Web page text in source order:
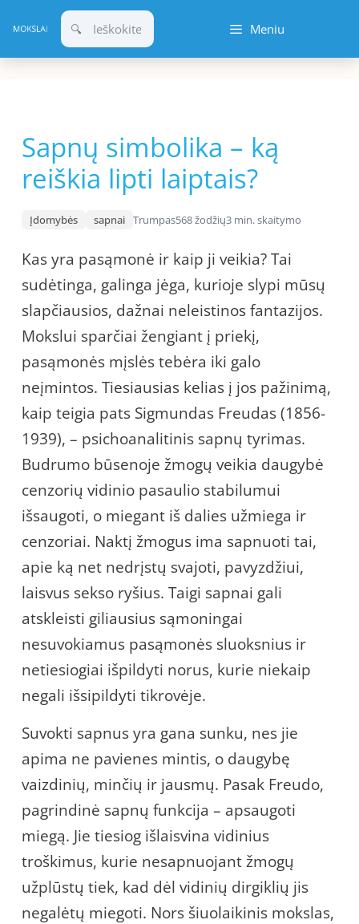
prie
turinio
Meniu
Sapnų simbolika – ką
reiškia lipti laiptais?
Įdomybės sapnai Trumpas568 žodžių3 min. skaitymo
Kas yra pasąmonė ir kaip ji veikia? Tai
sudėtinga, galinga jėga, kurioje slypi mūsų
slapčiausios, dažnai neleistinos fantazijos.
Mokslui sparčiai žengiant į priekį,
pasąmonės mįslės tebėra iki galo
neįmintos. Tiesiausias kelias į jos pažinimą,
kaip teigia pats Sigmundas Freudas (1856-
1939), – psichoanalitinis sapnų tyrimas.
Budrumo būsenoje žmogų veikia daugybė
cenzorių vidinio pasaulio stabilumui
išsaugoti, o miegant iš dalies užmiega ir
cenzoriai. Naktį žmogus ima sapnuoti tai,
apie ką net nedrįstų svajoti, pavyzdžiui,
laisvus sekso ryšius. Taigi sapnai gali
atskleisti giliausius sąmoningai
nesuvokiamus pasąmonės sluoksnius ir
netiesiogiai išpildyti norus, kurie niekaip
negali išsipildyti tikrovėje.
Suvokti sapnus yra gana sunku, nes jie
apima ne pavienes mintis, o daugybę
vaizdinių, minčių ir jausmų. Pasak Freudo,
pagrindinė sapnų funkcija – apsaugoti
miegą. Jie tiesiog išlaisvina vidinius
troškimus, kurie nesapnuojant žmogų
užplūstų tiek, kad dėl vidinių dirgiklių jis
negalėtų miegoti. Nors šiuolaikinis mokslas,